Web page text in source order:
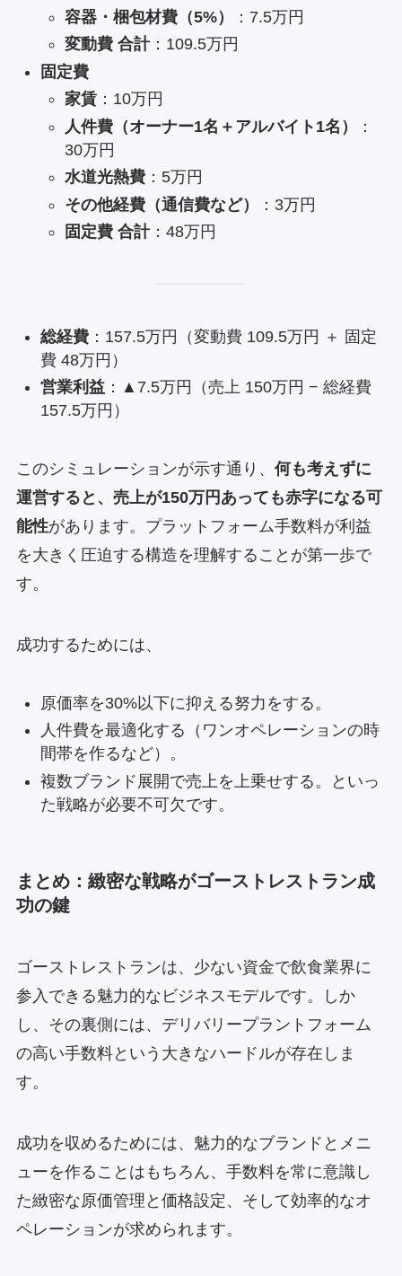
容器・梱包材費（5%）
：7.5万円
変動費 合計：109.5万円
固定費
家賃：10万円
人件費（オーナー1名＋アルバイト1名）
：
30万円
水道光熱費：5万円
その他経費（通信費など）
：3万円
固定費 合計：48万円
総経費：157.5万円（変動費 109.5万円 ＋ 固定
費 48万円）
営業利益：▲7.5万円（売上 150万円 − 総経費
157.5万円）
このシミュレーションが示す通り、 何も考えずに
運営すると、売上が150万円あっても赤字になる可
能性があります。プラットフォーム手数料が利益
を大きく圧迫する構造を理解することが第一歩で
す。
成功するためには、
原価率を30%以下に抑える努力をする。
人件費を最適化する（ワンオペレーションの時
間帯を作るなど）。
複数ブランド展開で売上を上乗せする。といっ
た戦略が必要不可欠です。
まとめ：緻密な戦略がゴーストレストラン成
功の鍵
ゴーストレストランは、少ない資金で飲食業界に
参入できる魅力的なビジネスモデルです。しか
し、その裏側には、デリバリープラントフォーム
の高い手数料という大きなハードルが存在しま
す。
成功を収めるためには、魅力的なブランドとメニ
ューを作ることはもちろん、手数料を常に意識し
た緻密な原価管理と価格設定、そして効率的なオ
ペレーションが求められます。